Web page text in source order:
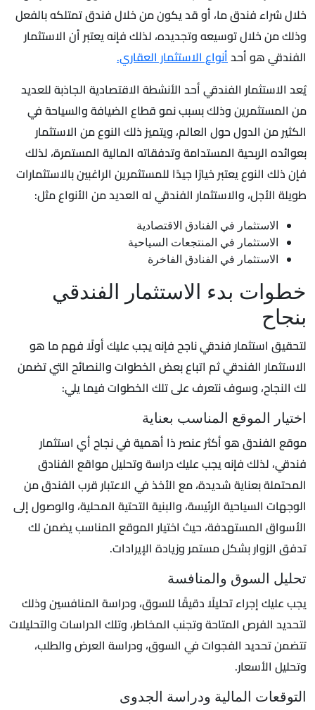
خلال شراء فندق ما، أو قد يكون من خلال فندق تمتلكه بالفعل
وذلك من خلال توسيعه وتجديده، لذلك فإنه يعتبر أن الاستثمار
الفندقي هو أحدأنواع الاستثمار العقاري.
يُعد الاستثمار الفندقي أحد الأنشطة الاقتصادية الجاذبة للعديد
من المستثمرين وذلك بسبب نمو قطاع الضيافة والسياحة في
الكثير من الدول حول العالم، ويتميز ذلك النوع من الاستثمار
بعوائده الربحية المستدامة وتدفقاته المالية المستمرة، لذلك
فإن ذلك النوع يعتبر خيارًا جيدًا للمستثمرين الراغبين بالاستثمارات
طويلة الأجل، والاستثمار الفندقي له العديد من الأنواع مثل:
الاستثمار في الفنادق الاقتصادية
الاستثمار في المنتجعات السياحية
الاستثمار في الفنادق الفاخرة
خطوات بدء الاستثمار الفندقي
بنجاح
لتحقيق استثمار فندقي ناجح فإنه يجب عليك أولًا فهم ما هو
الاستثمار الفندقي ثم اتباع بعض الخطوات والنصائح التي تضمن
لك النجاح، وسوف نتعرف على تلك الخطوات فيما يلي:
اختيار الموقع المناسب بعناية
موقع الفندق هو أكثر عنصر ذا أهمية في نجاح أي استثمار
فندقي، لذلك فإنه يجب عليك دراسة وتحليل مواقع الفنادق
المحتملة بعناية شديدة، مع الأخذ في الاعتبار قرب الفندق من
الوجهات السياحية الرئيسة، والبنية التحتية المحلية، والوصول إلى
الأسواق المستهدفة، حيث اختيار الموقع المناسب يضمن لك
تدفق الزوار بشكل مستمر وزيادة الإيرادات.
تحليل السوق والمنافسة
يجب عليك إجراء تحليلًا دقيقًا للسوق، ودراسة المنافسين وذلك
لتحديد الفرص المتاحة وتجنب المخاطر، وتلك الدراسات والتحليلات
تتضمن تحديد الفجوات في السوق، ودراسة العرض والطلب،
وتحليل الأسعار.
التوقعات المالية ودراسة الجدوى